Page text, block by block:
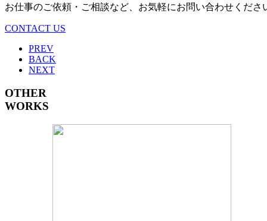
お仕事のご依頼・ご相談など、お気軽にお問い合わせくださ
CONTACT US
PREV
BACK
NEXT
OTHER
WORKS